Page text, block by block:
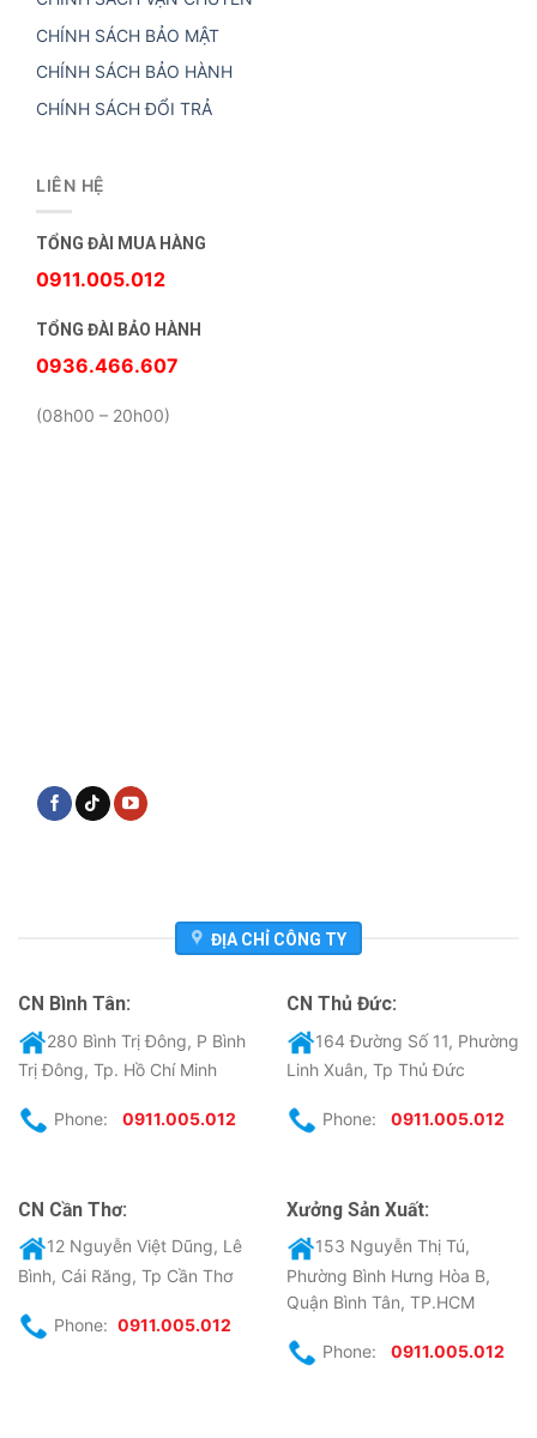
CHÍNH SÁCH BẢO MẬT
CHÍNH SÁCH BẢO HÀNH
CHÍNH SÁCH ĐỔI TRẢ
LIÊN HỆ
TỔNG ĐÀI MUA HÀNG
0911.005.012
TỔNG ĐÀI BẢO HÀNH
0936.466.607
(08h00 – 20h00)
ĐỊA CHỈ CÔNG TY
CN Bình Tân:
280 Bình Trị Đông, P Bình
Trị Đông, Tp. Hồ Chí Minh
Phone: 0911.005.012
CN Thủ Đức:
164 Đường Số 11, Phường
Linh Xuân, Tp Thủ Đức
Phone: 0911.005.012
CN Cần Thơ:
12 Nguyễn Việt Dũng, Lê
Bình, Cái Răng, Tp Cần Thơ
Phone: 0911.005.012
Xưởng Sản Xuất:
153 Nguyễn Thị Tú,
Phường Bình Hưng Hòa B,
Quận Bình Tân, TP.HCM
Phone: 0911.005.012